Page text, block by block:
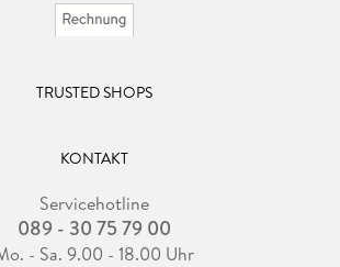
TRUSTED SHOPS
KONTAKT
Servicehotline
089 - 30 75 79 00
- Sa. 9.00 - 18.00 Uhr